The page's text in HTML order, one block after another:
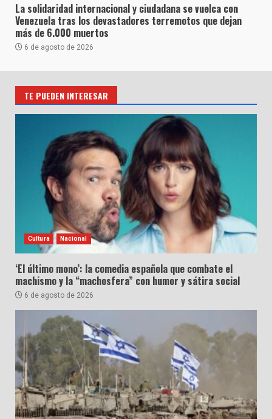
La solidaridad internacional y ciudadana se vuelca con
Venezuela tras los devastadores terremotos que dejan
más de 6.000 muertos
6 de agosto de 2026
TE PUEDEN INTERESAR
Cultura Nacional
‘El último mono’: la comedia española que combate el
machismo y la “machosfera” con humor y sátira social
6 de agosto de 2026